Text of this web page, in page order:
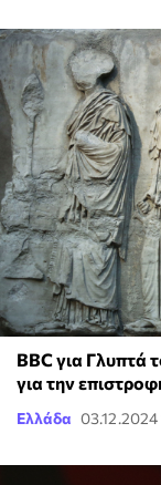
BBC για Γλυπτά
για την
Ελλάδα 03.12.2024